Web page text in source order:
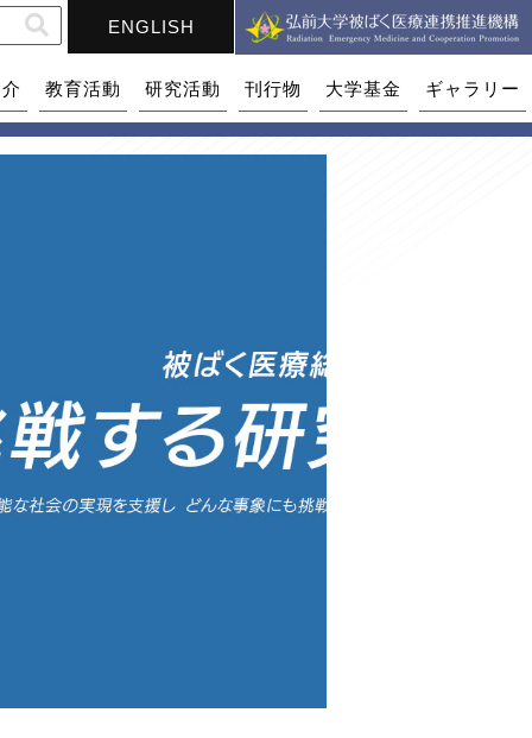
ENGLISH
教育活動 研究活動 刊行物 大学基金 ギャラリー